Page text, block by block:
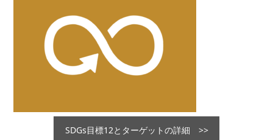
SDGs目標12とターゲットの詳細 >>